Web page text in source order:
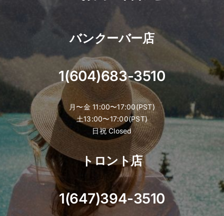
バンクーバー店
1(604)683-3510
月〜金 11:00〜17:00(PST)
土13:00〜17:00(PST)
日祝 Closed
トロント店
1(647)394-3510